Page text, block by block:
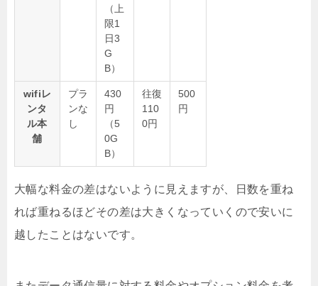
（上
限1
日3
G
B）
wifiレ
ンタ
ル本
舗
プラ
ンな
し
430
円
（5
0G
B）
往復
110
0円
500
円
大幅な料金の差はないように見えますが、日数を重ね
れば重ねるほどその差は大きくなっていくので安いに
越したことはないです。